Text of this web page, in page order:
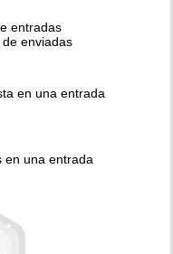
entradas
enviadas
en una entrada
en una entrada